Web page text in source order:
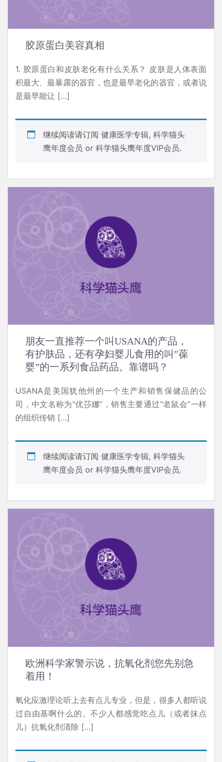
胶原蛋白美容真相
1. 胶原蛋白和皮肤老化有什么关系？ 皮肤是人体表面
积最大、最暴露的器官，也是最早老化的器官，或者说
是最早能让 […]
继续阅读请订阅 健康医学专辑, 科学猫头
鹰年度会员 or 科学猫头鹰年度VIP会员.
朋友一直推荐一个叫USANA的产品，
有护肤品，还有孕妇婴儿食用的叫”葆
婴”的一系列食品药品。靠谱吗？
USANA是美国犹他州的一个生产和销售保健品的公
司，中文名称为“优莎娜”，销售主要通过“老鼠会”一样
的组织传销 […]
继续阅读请订阅 健康医学专辑, 科学猫头
鹰年度会员 or 科学猫头鹰年度VIP会员.
欧洲科学家警示说，抗氧化剂您先别急
着用！
氧化应激理论听上去有点儿专业，但是，很多人都听说
过自由基啊什么的。不少人都感觉吃点儿（或者抹点
儿）抗氧化剂清除 […]